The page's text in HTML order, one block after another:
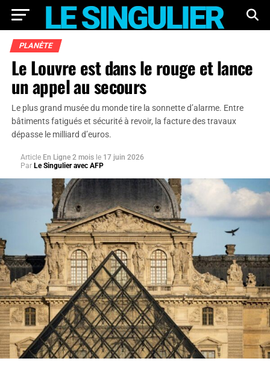
PLANÈTE
Le Louvre est dans le rouge et lance
un appel au secours
Le plus grand musée du monde tire la sonnette d’alarme. Entre
bâtiments fatigués et sécurité à revoir, la facture des travaux
dépasse le milliard d’euros.
Article En Ligne 2 mois le 17 juin 2026
Par Le Singulier avec AFP